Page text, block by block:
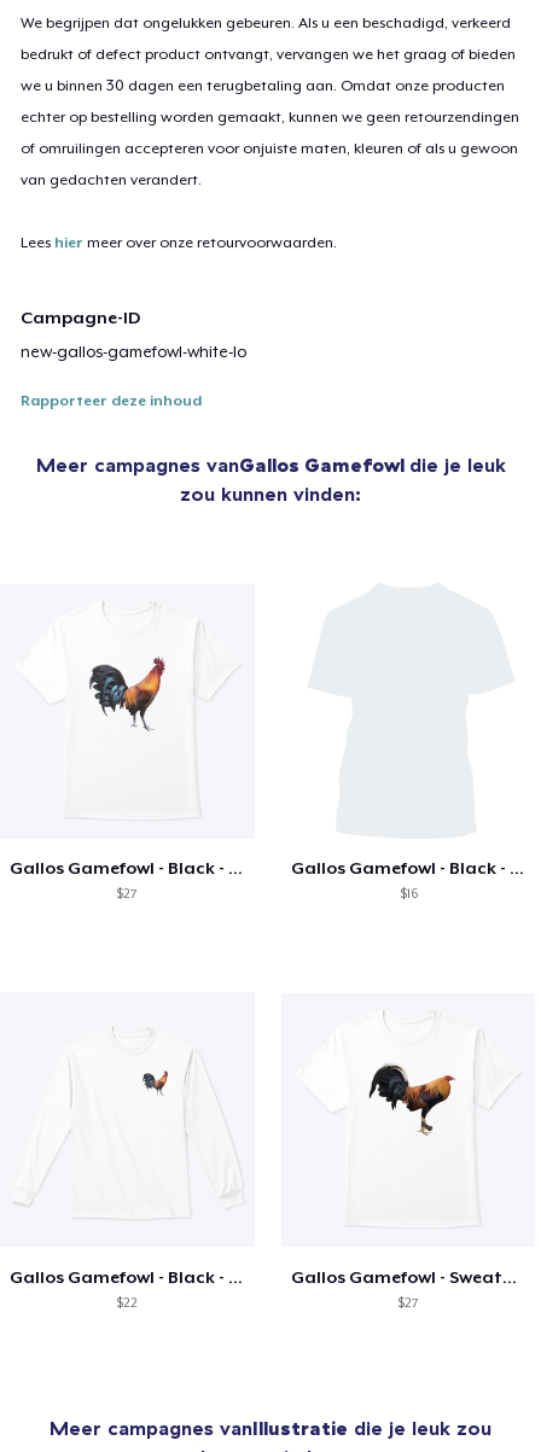
We begrijpen dat ongelukken gebeuren. Als u een beschadigd, verkeerd
bedrukt of defect product ontvangt, vervangen we het graag of bieden
we u binnen 30 dagen een terugbetaling aan. Omdat onze producten
echter op bestelling worden gemaakt, kunnen we geen retourzendingen
of omruilingen accepteren voor onjuiste maten, kleuren of als u gewoon
van gedachten verandert.
Lees hier meer over onze retourvoorwaarden.
Campagne-ID
new-gallos-gamefowl-white-lo
Rapporteer deze inhoud
Meer campagnes vanGallos Gamefowl die je leuk
zou kunnen vinden:
Gallos Gamefowl - Black - T-Shirt
$27
Gallos Gamefowl - Black - Tank Top
$16
Gallos Gamefowl - Black - Long Sleeve
$22
Gallos Gamefowl - Sweater - T-Shirt
$27
Meer campagnes vanIllustratie die je leuk zou